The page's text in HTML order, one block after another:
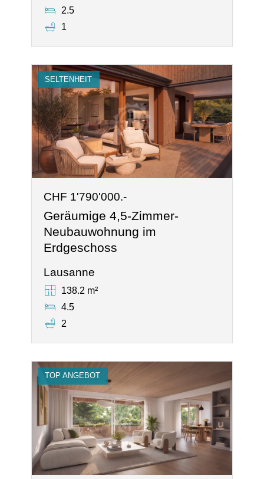
2.5
1
SELTENHEIT
CHF 1'790'000.-
Geräumige 4,5-Zimmer-
Neubauwohnung im
Erdgeschoss
Lausanne
138.2 m²
4.5
2
TOP ANGEBOT